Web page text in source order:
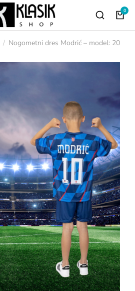
Nogometni dres Modrić – model: 2024